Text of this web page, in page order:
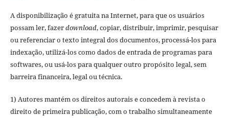
A disponibilização é gratuita na Internet, para que os usuários
possam ler, fazerdownload, copiar, distribuir, imprimir, pesquisar
ou referenciar o texto integral dos documentos, processá-los para
indexação, utilizá-los como dados de entrada de programas para
softwares, ou usá-los para qualquer outro propósito legal, sem
barreira financeira, legal ou técnica.
1) Autores mantém os direitos autorais e concedem à revista o
direito de primeira publicação, com o trabalho simultaneamente